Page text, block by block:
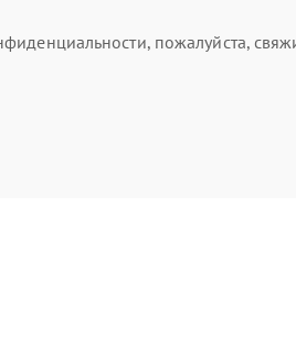
пожалуйста,